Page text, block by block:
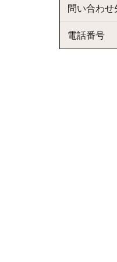
問い合わせ
電話番号